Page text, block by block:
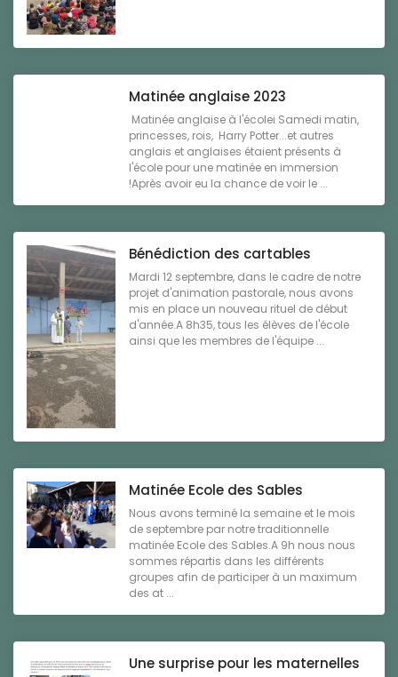
Matinée anglaise 2023
Matinée anglaise à l'écolei Samedi matin,
princesses, rois, Harry Potter...et autres
anglais et anglaises étaient présents à
l'école pour une matinée en immersion
!Après avoir eu la chance de voir le ...
Bénédiction des cartables
Mardi 12 septembre, dans le cadre de notre
projet d'animation pastorale, nous avons
mis en place un nouveau rituel de début
d'année.A 8h35, tous les élèves de l'école
ainsi que les membres de l'équipe ...
Matinée Ecole des Sables
Nous avons terminé la semaine et le mois
de septembre par notre traditionnelle
matinée Ecole des Sables.A 9h nous nous
sommes répartis dans les différents
groupes afin de participer à un maximum
des at ...
Une surprise pour les maternelles